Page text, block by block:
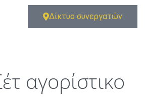
Δίκτυο συνεργατών
αγορίστικο